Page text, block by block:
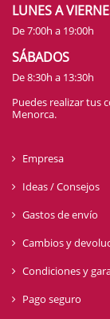
LUNES A
De 7:00h a 19:00h
SÁBADOS
De 8:30h a 13:30h
Puedes realizar tus
Menorca.
Empresa
Ideas / Consejos
Gastos de envío
Cambios y
Condiciones y
Pago seguro